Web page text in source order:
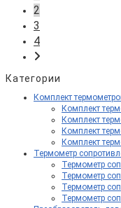
2
3
4
Категории
Комплект
Комплект
Комплект
Комплект
Комплект
Термометр
Термометр
Термометр
Термометр
Термометр